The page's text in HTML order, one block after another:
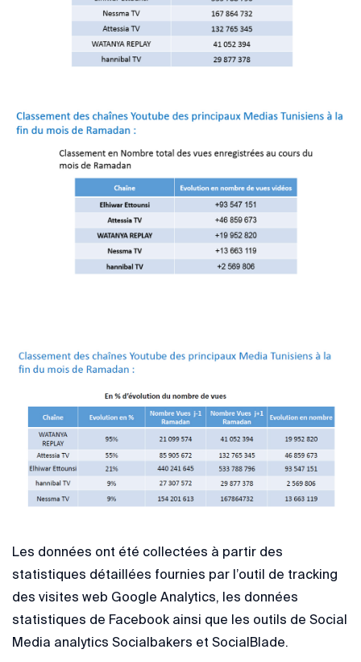
Les données ont été collectées à partir des
statistiques détaillées fournies par l’outil de tracking
des visites web Google Analytics, les données
statistiques de Facebook ainsi que les outils de Social
Media analytics Socialbakers et SocialBlade.